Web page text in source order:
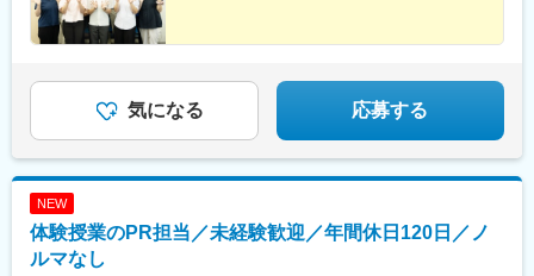
しなどがあっても、会社を辞めずにグループ内での転籍や、別拠
点への異動もOK！長く腰を据えて働ける環境を、整備していま
気になる 応募する
NEW
体験授業のPR担当／未経験歓迎／年間休日120日／ノ
ルマなし